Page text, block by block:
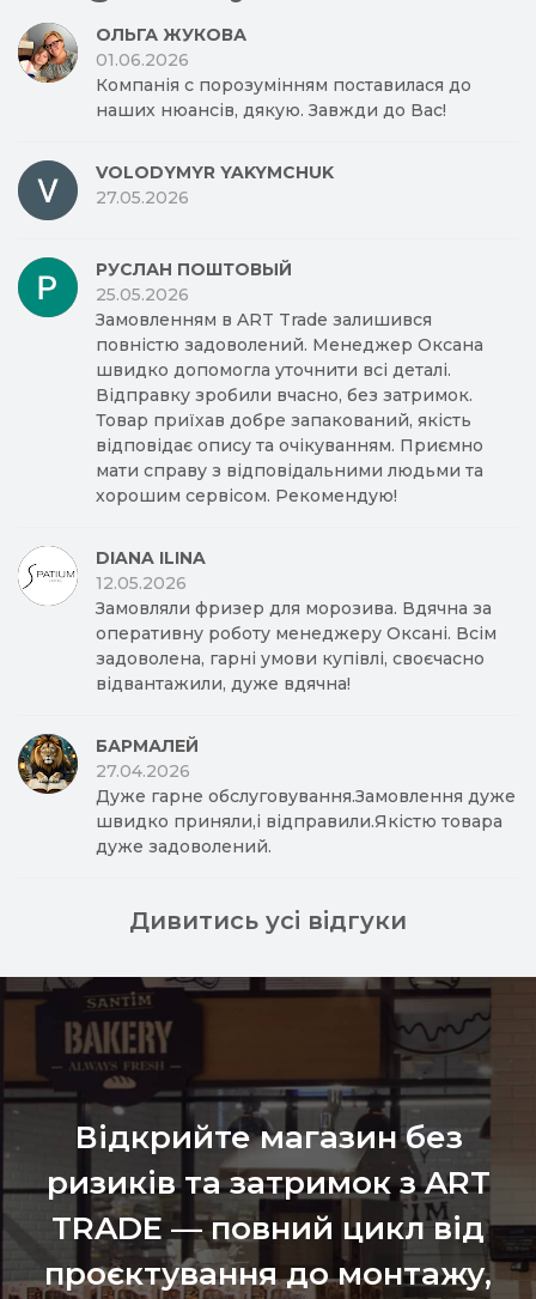
ОЛЬГА ЖУКОВА
01.06.2026
Компанія с порозумінням поставилася до
наших нюансів, дякую. Завжди до Вас!
VOLODYMYR YAKYMCHUK
27.05.2026
РУСЛАН ПОШТОВЫЙ
25.05.2026
Замовленням в ART Trade залишився
повністю задоволений. Менеджер Оксана
швидко допомогла уточнити всі деталі.
Відправку зробили вчасно, без затримок.
Товар приїхав добре запакований, якість
відповідає опису та очікуванням. Приємно
мати справу з відповідальними людьми та
хорошим сервісом. Рекомендую!
DIANA ILINA
12.05.2026
Замовляли фризер для морозива. Вдячна за
оперативну роботу менеджеру Оксані. Всім
задоволена, гарні умови купівлі, своєчасно
відвантажили, дуже вдячна!
БАРМАЛЕЙ
27.04.2026
Дуже гарне обслуговування.Замовлення дуже
швидко приняли,і відправили.Якістю товара
дуже задоволений.
Дивитись усі відгуки
Відкрийте магазин без
ризиків та затримок з ART
TRADE — повний цикл від
проєктування до монтажу,